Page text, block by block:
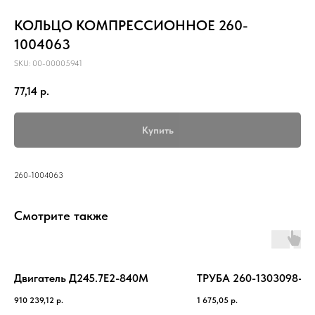
КОЛЬЦО КОМПРЕССИОННОЕ 260-
1004063
SKU: 00-00005941
77,14 р.
Купить
260-1004063
Смотрите также
Двигатель Д245.7Е2-840М
910 239,12 р.
ТРУБА 260-1303098-А
1 675,05 р.